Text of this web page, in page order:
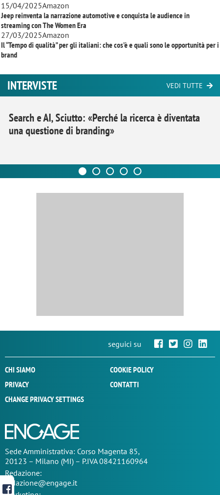
15/04/2025Amazon
Jeep reinventa la narrazione automotive e conquista le audience in
streaming conThe Women Era
27/03/2025Amazon
Il “Tempo di qualità” per gli italiani: che cos’è e quali sono le opportunità per i
brand
INTERVISTE VEDI TUTTE
Search e AI, Sciutto: «Perché la ricerca è diventata
una questione di branding»
seguici su
CHI SIAMO
COOKIE POLICY
PRIVACY
CONTATTI
CHANGE PRIVACY SETTINGS
SedeAmministrativa: Corso Magenta 85,
20123 – Milano (MI) – P.IVA 08421160964
Redazione:
redazione@engage.it